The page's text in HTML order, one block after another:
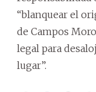
“blanquear el
de Campos
legal para
lugar”.